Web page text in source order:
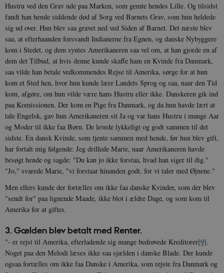
Hustru ved den Grav ude paa Marken, som gemte hendes Lille. Og tilsidst
fandt han hende siddende død af Sorg ved Barnets Grav, som hun heldede
sig ud over. Hun blev saa gravet ned ved Siden af Barnet. Det næste blev
saa, at efterhaanden forsvandt Indianerne fra Egnen, og danske Nybyggere
kom i Stedet, og dem syntes Amerikaneren saa vel om, at han gjorde en af
dem det Tilbud, at hvis denne kunde skaffe ham en Kvinde fra Danmark,
saa vilde han betale vedkommendes Rejse til Amerika, sørge for at hun
kom et Sted hen, hvor hun kunde lære Landets Sprog og saa, naar den Tid
kom, afgøre, om hun vilde være hans Hustru eller ikke. Danskeren gik ind
paa Komissionen. Der kom en Pige fra Danmark, og da hun havde lært at
tale Engelsk, gav hun Amerikaneren sit Ja og var hans Hustru i mange Aar
og Moder til ikke faa Børn. De levede lykkeligt og godt sammen til det
sidste. En dansk Kvinde, som tjente sammen med hende, før hun blev gift,
har fortalt mig følgende: Jeg drillede Marie, naar Amerikaneren havde
besøgt hende og sagde: "Du kan jo ikke forstaa, hvad han siger til dig."
"Jo," svarede Marie, "vi forstaar hinanden godt, for vi taler med Øjnene."
Men ellers kunde der fortælles om ikke faa danske Kvinder, som der blev
"sendt for" paa lignende Maade, ikke blot i ældre Dage, og som kom til
Amerika for at giftes.
3. Gælden blev betalt med Renter.
"- er rejst til Amerika, efterladende sig mange bedrøvede Kreditorer[9].
Noget paa den Melodi læses ikke saa sjælden i danske Blade. Der kunde
ogsaa fortælles om ikke faa Danske i Amerika, som rejste fra Danmark og